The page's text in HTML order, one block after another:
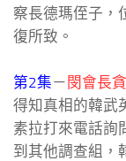
察長德瑪侄子，
復所致。
第2集－ 閔會長
得知真相的韓武
素拉打來電話詢
到其他調查組，